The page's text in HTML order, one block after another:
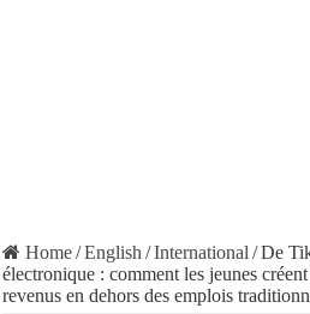
Home/English /International /De
électronique : comment les jeunes
revenus en dehors des emplois